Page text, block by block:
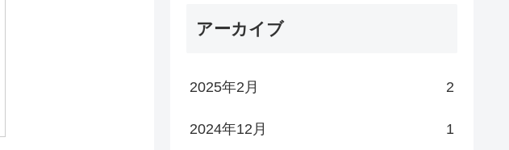
アーカイブ
2025年2月 2
2024年12月 1